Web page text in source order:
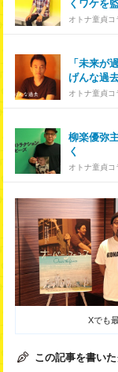
くワケを
オトナ童貞コ
「未来が
げんな過去
オトナ童貞コ
柳楽優弥
く
オトナ童貞コ
Xでも
この記事を書い